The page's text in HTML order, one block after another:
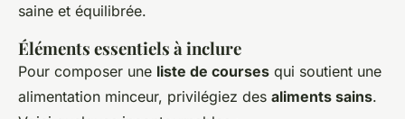
saine et équilibrée.
Éléments essentiels à inclure
Pour composer une liste de courses qui soutient une
alimentation minceur, privilégiez des aliments sains.